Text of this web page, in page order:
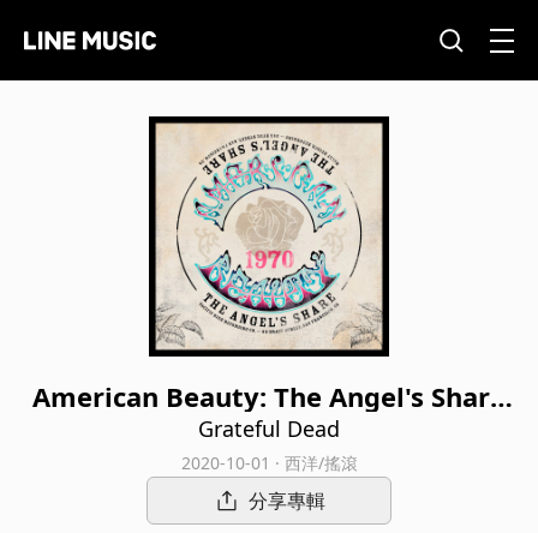
American Beauty: The Angel's Share
(Demos)
Grateful Dead
2020-10-01 · 西洋/搖滾
分享專輯